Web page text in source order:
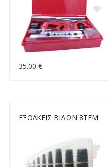
35.00 €
ΕΞΟΛΚΕΙΣ ΒΙΔΩΝ 8ΤΕΜ